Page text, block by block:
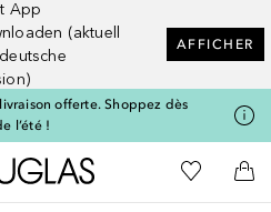
App
(aktuell
AFFICHER
offerte. Shoppez dès
l’été !
Vers l'accueil Douglas
Vers Ma